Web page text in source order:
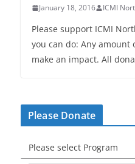
January 18, 2016 ICMI
Please support ICMI
you can do: Any amount
make an impact. All
Please Donate
Please select Program